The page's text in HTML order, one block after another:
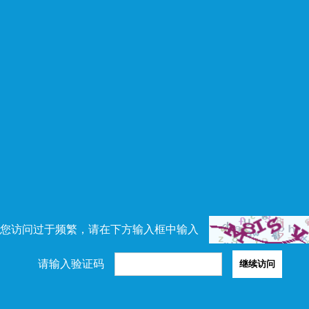
访问过于频繁，请在下方输入框中输入
请输入验证码 继续访问